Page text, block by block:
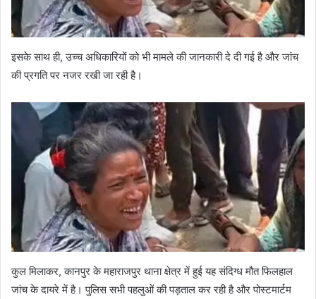
इसके साथ ही, उच्च अधिकारियों को भी मामले की जानकारी दे दी गई है और जांच
की प्रगति पर नजर रखी जा रही है।
कुल मिलाकर, कानपुर के महाराजपुर थाना क्षेत्र में हुई यह संदिग्ध मौत फिलहाल
जांच के दायरे में है। पुलिस सभी पहलुओं की पड़ताल कर रही है और पोस्टमार्टम